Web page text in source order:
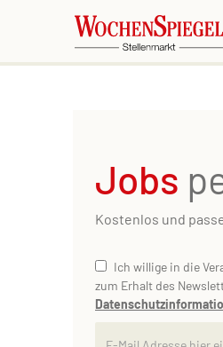
Jobs
Kostenlos und
Ich willige in die
zum Erhalt des